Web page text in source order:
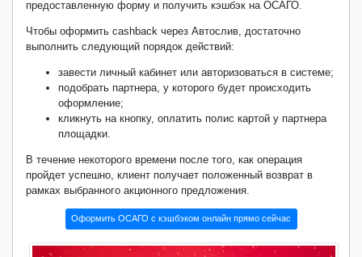
предоставленную форму и получить кэшбэк на ОСАГО.
Чтобы оформить cashback через Автослив, достаточно
выполнить следующий порядок действий:
завести личный кабинет или авторизоваться в системе;
подобрать партнера, у которого будет происходить
оформление;
кликнуть на кнопку, оплатить полис картой у партнера
площадки.
В течение некоторого времени после того, как операция
пройдет успешно, клиент получает положенный возврат в
рамках выбранного акционного предложения.
Оформить ОСАГО с кэшбэком онлайн прямо сейчас